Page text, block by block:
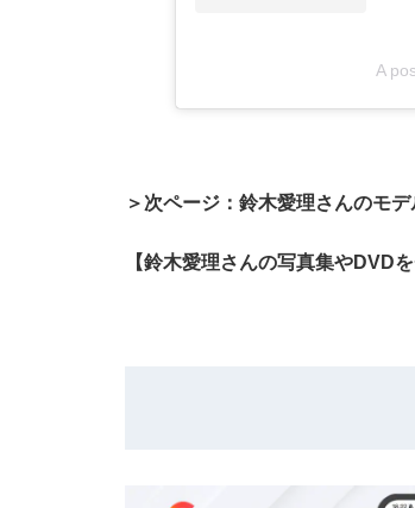
A
＞次ページ：鈴木愛理さんのモ
【鈴木愛理さんの写真集やDVDを